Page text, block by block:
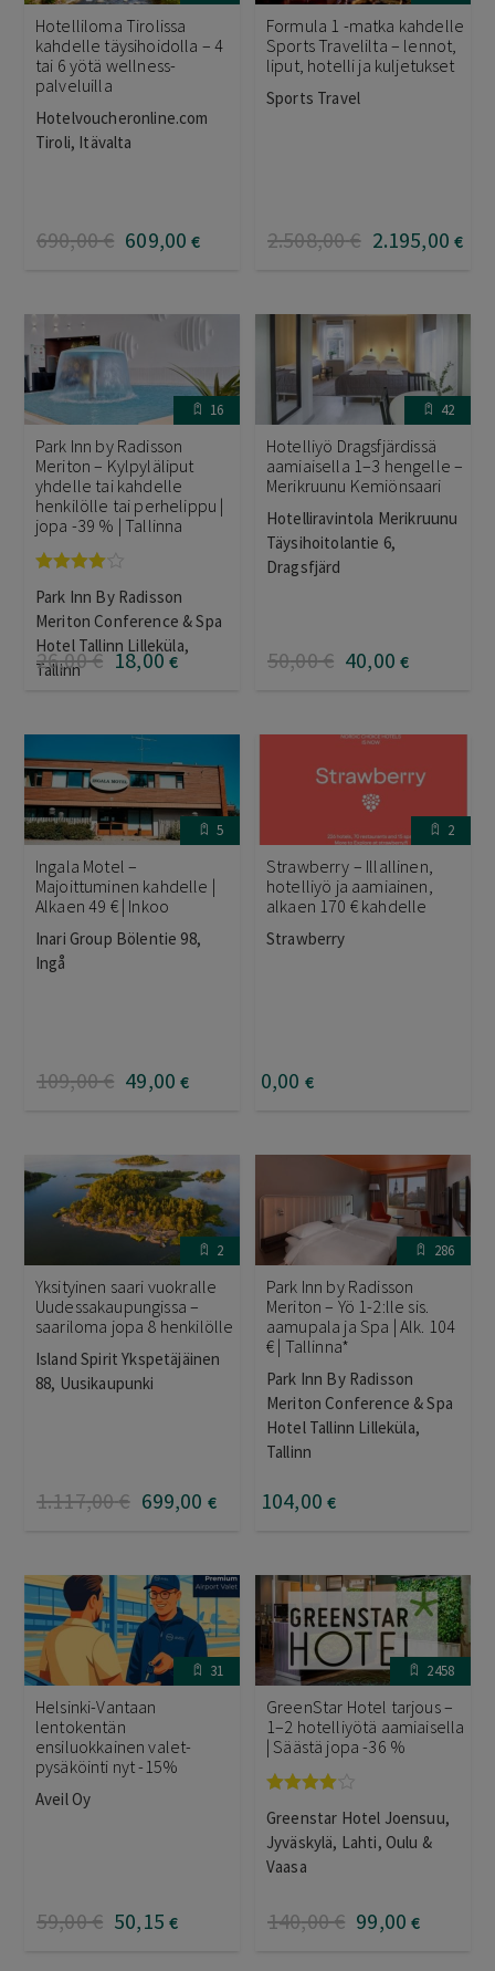
Hotelliloma Tirolissa
kahdelle täysihoidolla – 4
tai 6 yötä wellness-
palveluilla
Hotelvoucheronline.com
Tiroli, Itävalta
690,00€ 609,00 €
Formula 1 -matka kahdelle
Sports Travelilta – lennot,
liput, hotelli ja kuljetukset
Sports Travel
2.508,00€ 2.195,00 €
16
Park Inn by Radisson
Meriton – Kylpyläliput
yhdelle tai kahdelle
henkilölle tai perhelippu |
jopa -39 % | Tallinna
tuotteesta:
4.00 / 5
Park Inn By Radisson
Meriton Conference & Spa
Hotel Tallinn Lilleküla,
Tallinn
26,00€ 18,00 €
42
Hotelliyö Dragsfjärdissä
aamiaisella 1–3 hengelle –
Merikruunu Kemiönsaari
Hotelliravintola Merikruunu
Täysihoitolantie 6,
Dragsfjärd
50,00€ 40,00 €
5
Ingala Motel –
Majoittuminen kahdelle |
Alkaen 49 € | Inkoo
Inari Group Bölentie 98,
Ingå
109,00€ 49,00 €
2
Strawberry – Illallinen,
hotelliyö ja aamiainen,
alkaen 170 € kahdelle
Strawberry
0,00 €
2
Yksityinen saari vuokralle
Uudessakaupungissa –
saariloma jopa 8 henkilölle
Island Spirit Ykspetäjäinen
88, Uusikaupunki
1.117,00€ 699,00 €
286
Park Inn by Radisson
Meriton – Yö 1-2:lle sis.
aamupala ja Spa | Alk. 104
€ | Tallinna*
Park Inn By Radisson
Meriton Conference & Spa
Hotel Tallinn Lilleküla,
Tallinn
104,00 €
31
Helsinki-Vantaan
lentokentän
ensiluokkainen valet-
pysäköinti nyt -15%
Aveil Oy
59,00€ 50,15 €
2458
GreenStar Hotel tarjous –
1–2 hotelliyötä aamiaisella
| Säästä jopa -36 %
tuotteesta:
4.00 / 5
Greenstar Hotel Joensuu,
Jyväskylä, Lahti, Oulu &
Vaasa
140,00€ 99,00 €